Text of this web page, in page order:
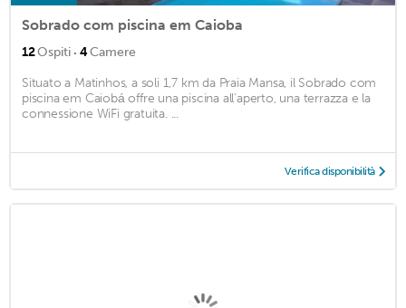
Sobrado com piscina em Caioba
12Ospiti · 4Camere
Situato a Matinhos, a soli 1,7 km da Praia Mansa, il Sobrado com
piscina em Caiobá offre una piscina all'aperto, una terrazza e la
connessione WiFi gratuita. ...
Verifica disponibilità